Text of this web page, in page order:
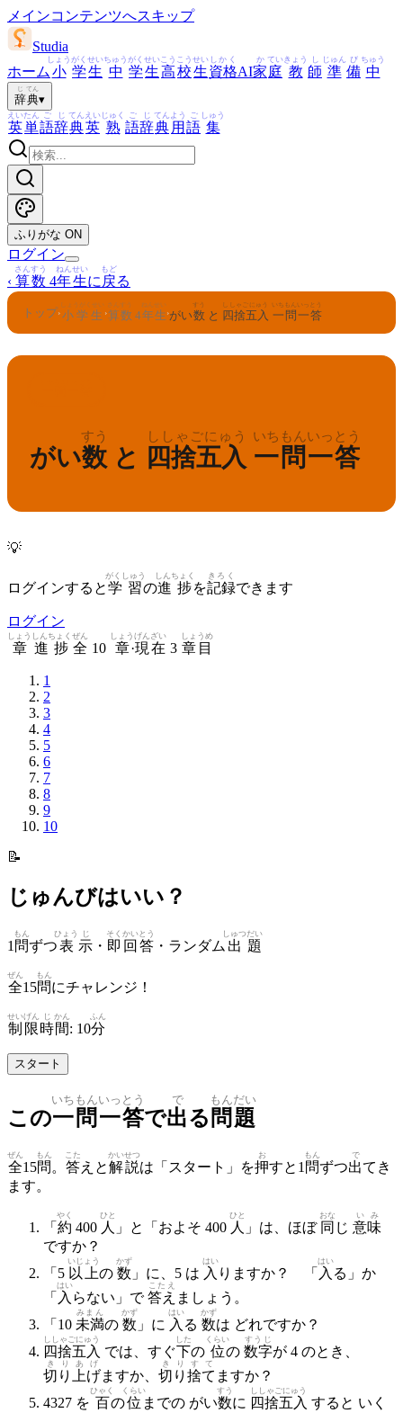
メインコンテンツへスキップ
Studia
ホーム 小
しょう
学
がく
生
せい
中
ちゅう
学
がく
生
せい
高
こう
校
こう
生
せい
資格
しかく
AI家
か
庭
てい
教
きょう
師
し
準
じゅん
備
び
中
ちゅう
辞
じ
典
てん
▾
英
えい
単
たん
語
ご
辞
じ
典
てん
英
えい
熟
じゅく
語
ご
辞
じ
典
てん
用
よう
語
ご
集
しゅう
ふりがな ON
ログイン
‹ 算数
さんすう
4年生
ねんせい
に 戻
もど
る
トップ›小学生
しょうがくせい
›算数
さんすう
4年生
ねんせい
›がい数
すう
と 四捨五入
ししゃごにゅう
一問一答
いちもんいっとう
がい数
すう
と 四捨五入
ししゃごにゅう
一問一答
いちもんいっとう
💡
ログインすると学習
がくしゅう
の進捗
しんちょく
を記録
きろく
できます
ログイン
章
しょう
進捗
しんちょく
全
ぜん
10 章
しょう
·現在
げんざい
3 章目
しょうめ
1
2
3
4
5
6
7
8
9
10
📝
じゅんびはいい？
1 問
もん
ずつ表
ひょう
示
じ
・ 即
そく
回
かい
答
とう
・ランダム 出
しゅつ
題
だい
全
ぜん
15問
もん
にチャレンジ！
制
せい
限
げん
時
じ
間
かん
: 10分
ふん
スタート
この一問一答
いちもんいっとう
で出
で
る 問題
もんだい
全
ぜん
15問
もん
。 答
こた
えと解説
かいせつ
は「スタート」を押
お
すと1 問
もん
ずつ出
で
てき
ます。
「 約
やく
400 人
ひと
」と「およそ 400 人
ひと
」は、ほぼ 同
おな
じ 意味
いみ
ですか？
「5 以上
いじょう
の 数
かず
」に、5 は 入
はい
りますか？ 「 入
はい
る」か
「 入
はい
らない」で答え
こたえ
ましょう。
「10 未満
みまん
の 数
かず
」に 入
はい
る 数
かず
は どれですか？
四捨五入
ししゃごにゅう
では、すぐ下
した
の 位
くらい
の 数字
すうじ
が 4 のとき、
切り上げ
きりあげ
ますか、 切り捨て
きりすて
ますか？
4327 を 百
ひゃく
の位
くらい
までの がい数
すう
に 四捨五入
ししゃごにゅう
すると いく